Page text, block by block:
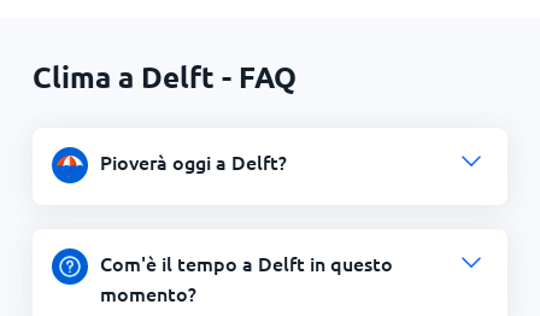
Clima a Delft - FAQ
Pioverà oggi a Delft?
Com'è il tempo a Delft in questo
momento?